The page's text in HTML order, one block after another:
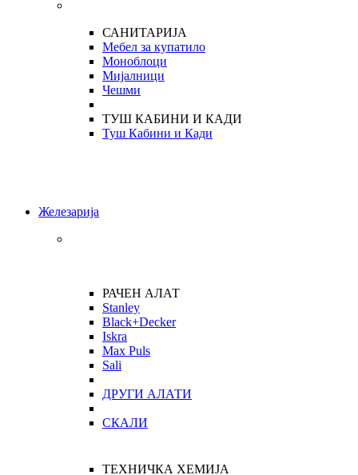
САНИТАРИЈА
Мебел за купатило
Моноблоци
Мијалници
Чешми
ТУШ КАБИНИ И КАДИ
Туш Кабини и Кади
Железарија
РАЧЕН АЛАТ
Stanley
Black+Decker
Iskra
Max Puls
Sali
ДРУГИ АЛАТИ
СКАЛИ
ТЕХНИЧКА ХЕМИЈА